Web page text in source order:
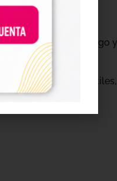
renovar su catálogo
públicos.
diseños